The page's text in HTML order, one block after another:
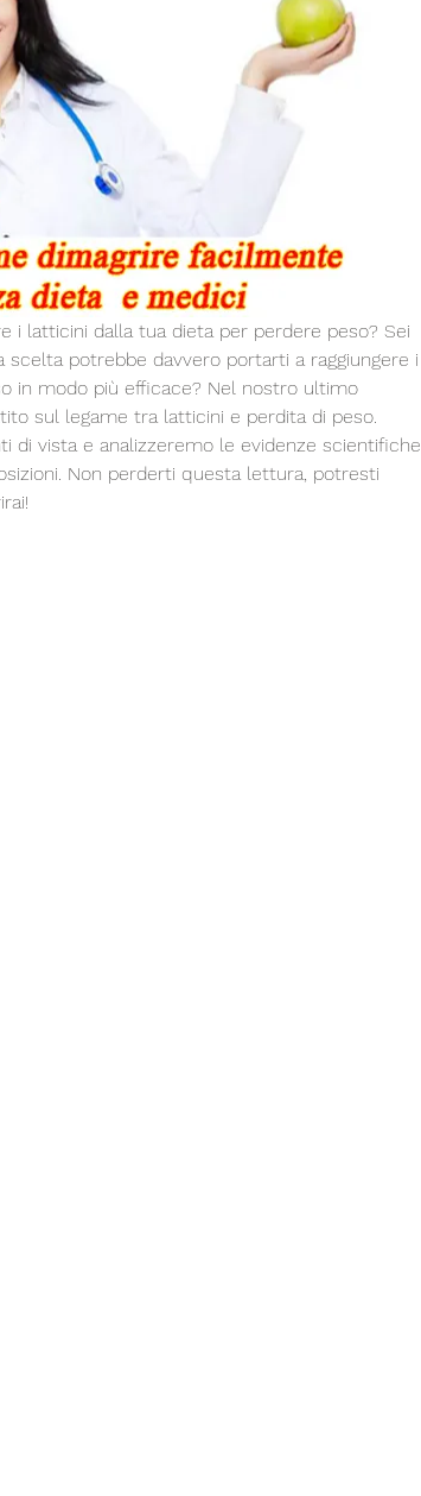
i latticini dalla tua dieta per perdere peso? Sei
potrebbe davvero portarti a raggiungere i
in modo più efficace? Nel nostro ultimo
sul legame tra latticini e perdita di peso.
di vista e analizzeremo le evidenze scientifiche
Non perderti questa lettura, potresti